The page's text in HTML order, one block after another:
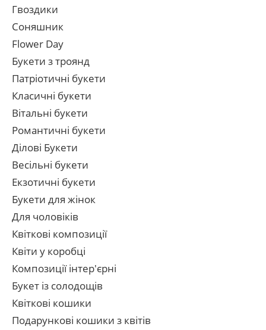
Гвоздики
Соняшник
Flower Day
Букети з троянд
Патріотичні букети
Класичні букети
Вітальні букети
Романтичні букети
Ділові Букети
Весільні букети
Екзотичні букети
Букети для жінок
Для чоловіків
Квіткові композиції
Квіти у коробці
Композиції інтер'єрні
Букет із солодощів
Квіткові кошики
Подарункові кошики з квітів